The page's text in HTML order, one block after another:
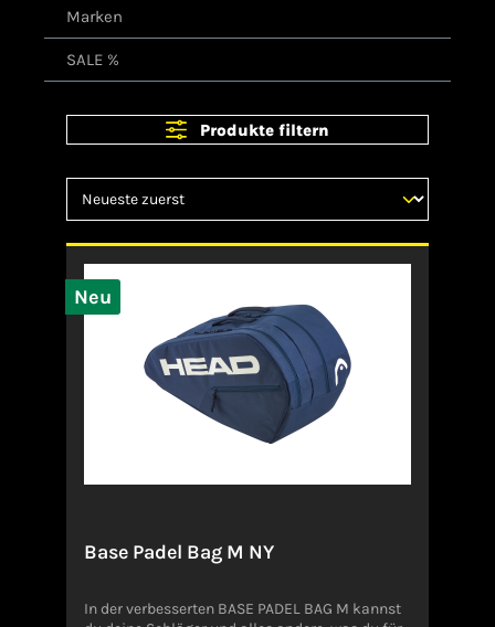
Marken
SALE %
Produkte filtern
Neu
Base Padel Bag M NY
In der verbesserten BASE PADEL BAG M kannst